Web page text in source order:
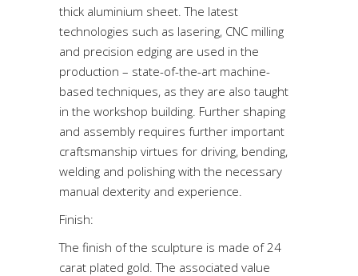
thick aluminium sheet. The latest
technologies such as lasering, CNC milling
and precision edging are used in the
production – state-of-the-art machine-
based techniques, as they are also taught
in the workshop building. Further shaping
and assembly requires further important
craftsmanship virtues for driving, bending,
welding and polishing with the necessary
manual dexterity and experience.
Finish:
The finish of the sculpture is made of 24
carat plated gold. The associated value